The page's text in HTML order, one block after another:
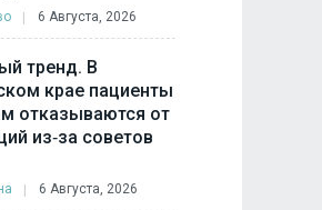
6 Августа, 2026
тренд. В
крае пациенты
отказываются от
из‑за советов
6 Августа, 2026